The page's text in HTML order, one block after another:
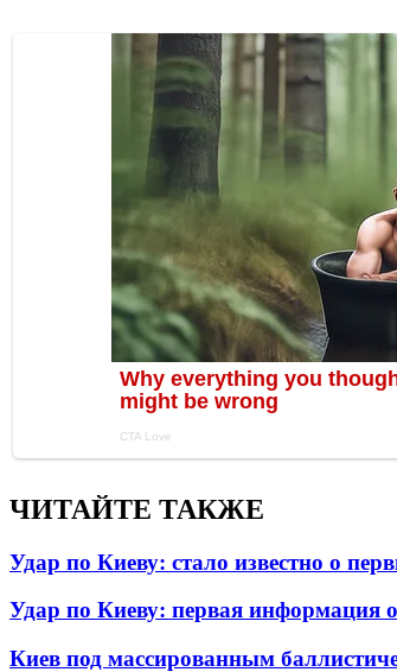
ЧИТАЙТЕ ТАКЖЕ
Удар по Киеву: стало известно о
Удар по Киеву: первая информация о
Киев под массированным